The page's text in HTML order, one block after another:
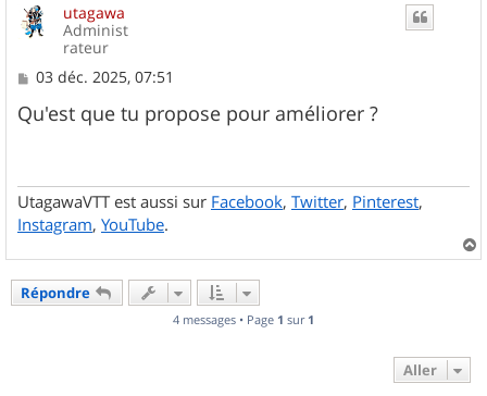
utagawa
Administ
rateur
M
s
s
03 déc. 2025, 07:51
Qu'est que tu propose pour améliorer ?
UtagawaVTT est aussi sur Facebook, Twitter, Pinterest,
Instagram, YouTube.
a
Répondre
4 messages • Page 1 sur 1
Aller